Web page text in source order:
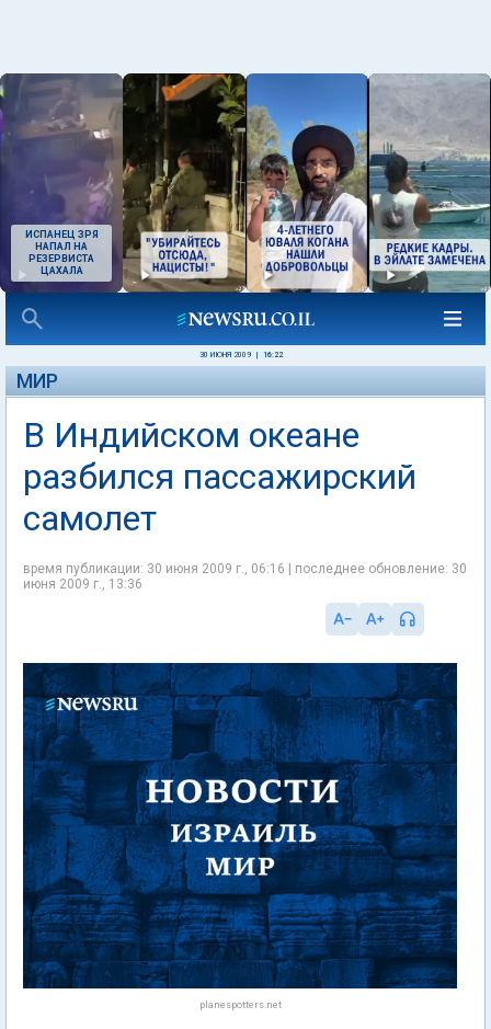
ИСПАНЕЦ ЗРЯ
НАПАЛ НА
РЕЗЕРВИСТА
ЦАХАЛА
30 ИЮНЯ 2009 16:22
МИР
В Индийском океане
разбился пассажирский
самолет
время публикации: 30 июня 2009 г., 06:16 | последнее обновление: 30
июня 2009 г., 13:36
planespotters.net